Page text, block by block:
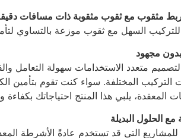
مثقوب مع ثقوب مثقوبة ذات مسافات
السهل مع ثقوب موزعة بالتساوي
مجهود
متعدد الاستخدامات سهولة التعامل
التركيب المختلفة. سواء كنت تقوم بتأمين
المعقدة، يلبي هذا المنتج احتياجاتك بكفاءة
مع الحلول البديلة
للمشاريع التي قد تستخدم عادةً الأشرطة